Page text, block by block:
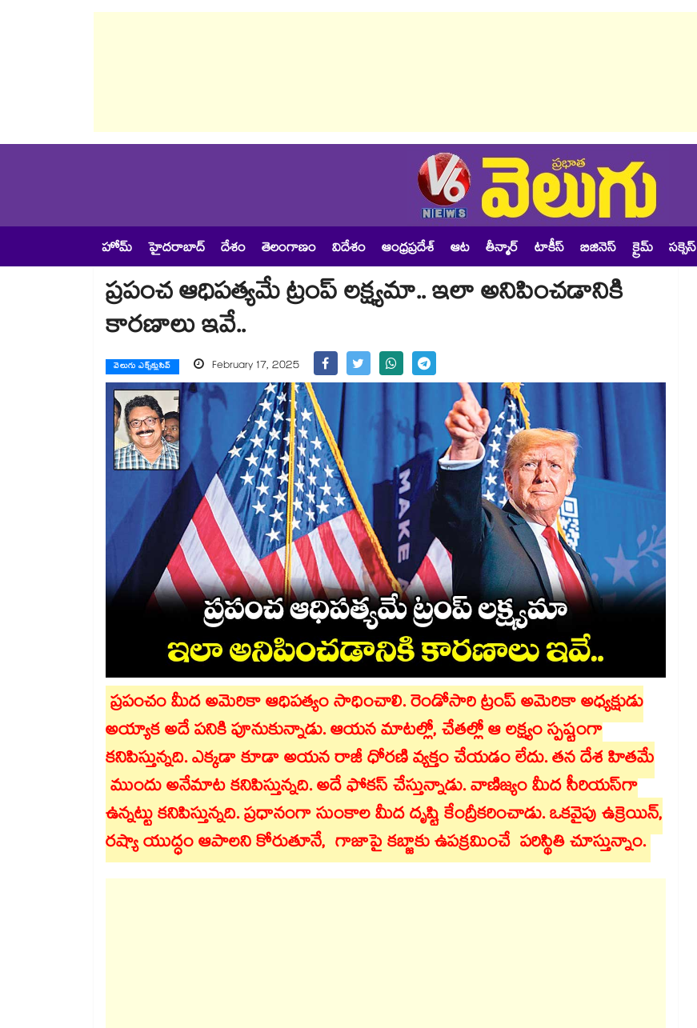
హోమ్ హైదరాబాద్ దేశం తెలంగాణం విదేశం ఆంధ్రప్రదేశ్ ఆట తీన్మార్ టాకీస్ బిజినెస్ క్రైమ్ సక్సెస్
ప్రపంచ ఆధిపత్యమే ట్రంప్ లక్ష్యమా.. ఇలా అనిపించడానికి
కారణాలు ఇవే..
వెలుగు ఎక్స్‌క్లుసివ్ February 17, 2025
ప్రపంచం మీద అమెరికా ఆధిపత్యం సాధించాలి. రెండోసారి ట్రంప్ అమెరికా అధ్యక్షుడు
అయ్యాక అదే పనికి పూనుకున్నాడు. ఆయన మాటల్లో, చేతల్లో ఆ లక్ష్యం స్పష్టంగా
కనిపిస్తున్నది. ఎక్కడా కూడా అయన రాజీ ధోరణి వ్యక్తం చేయడం లేదు. తన దేశ హితమే
ముందు అనేమాట కనిపిస్తున్నది. అదే ఫోకస్ చేస్తున్నాడు. వాణిజ్యం మీద సీరియస్⁬గా
ఉన్నట్టు కనిపిస్తున్నది. ప్రధానంగా సుంకాల మీద దృష్టి కేంద్రీకరించాడు. ఒకవైపు ఉక్రెయిన్,
రష్యా యుద్ధం ఆపాలని కోరుతూనే, గాజాపై కబ్జాకు ఉపక్రమించే పరిస్థితి చూస్తున్నాం.